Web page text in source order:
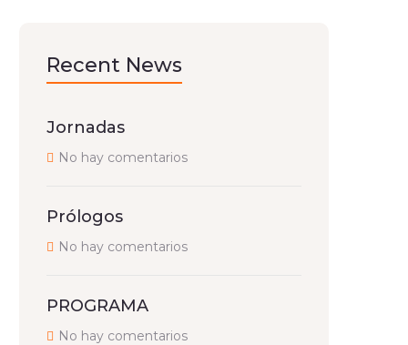
Recent News
Jornadas
No hay comentarios
Prólogos
No hay comentarios
PROGRAMA
No hay comentarios